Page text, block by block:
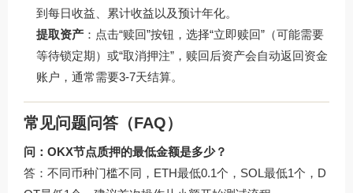
到每日收益、累计收益以及预计年化。
提取资产 ：点击“赎回”按钮，选择“立即赎回”（可能需要
等待锁定期）或“取消押注”，赎回后资产会自动返回资金
账户，通常需要3-7天结算。
常见问题问答（FAQ）
问：OKX节点质押的最低金额是多少？
答：不同币种门槛不同，ETH最低0.1个，SOL最低1个，D